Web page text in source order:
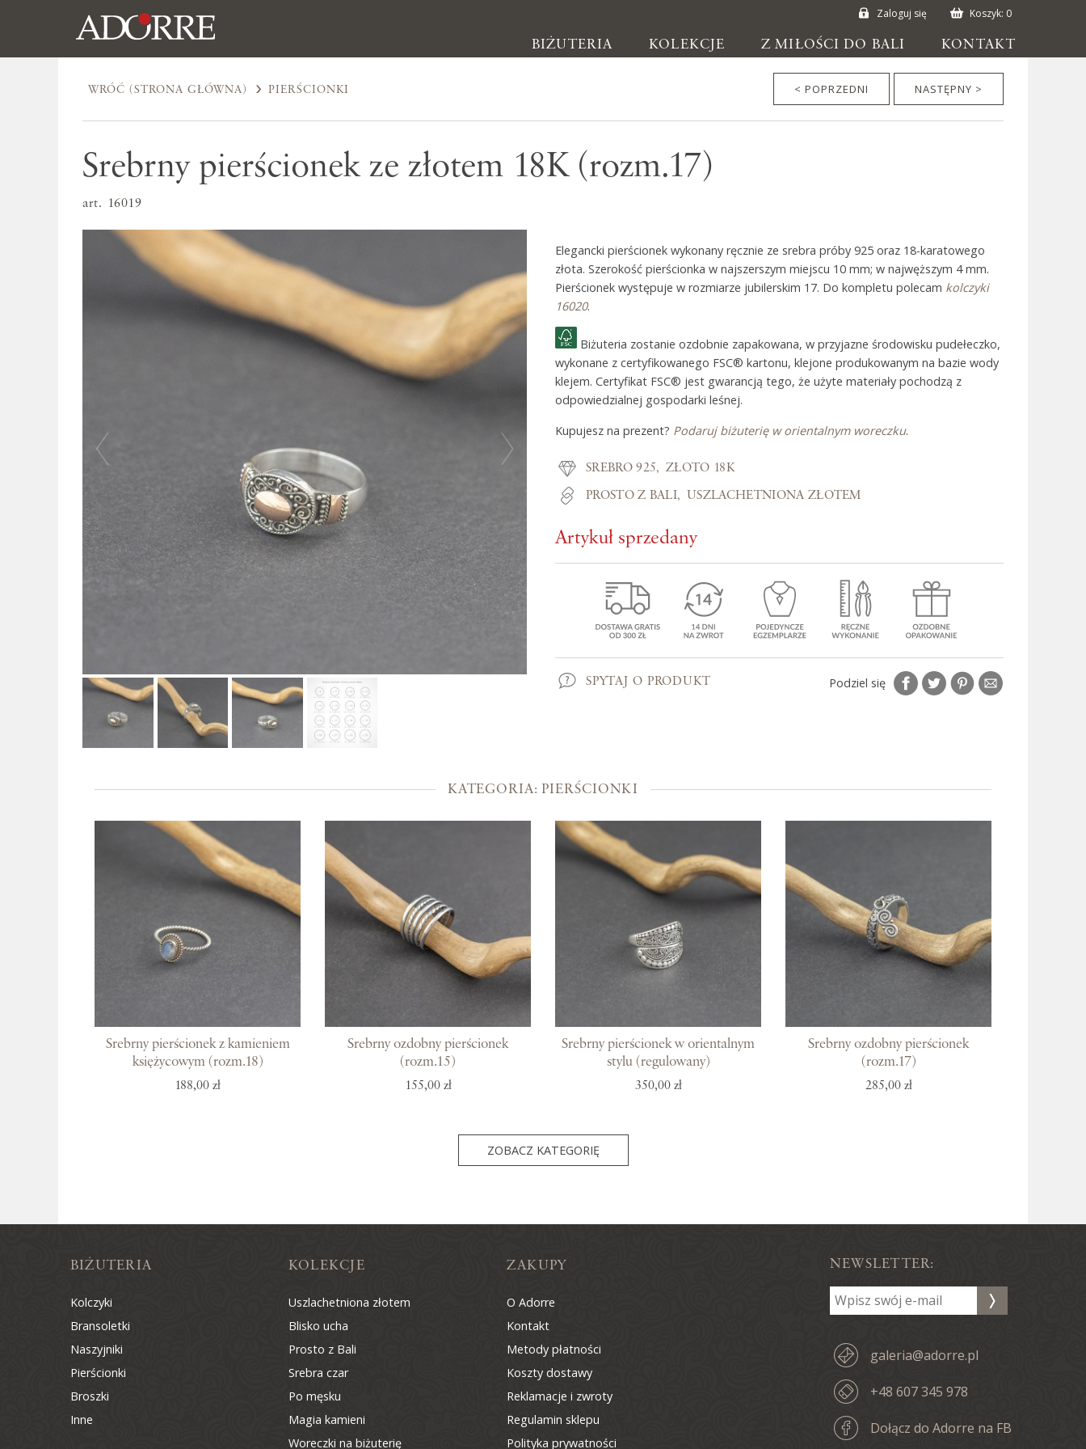
Zaloguj się Koszyk: 0
BIŻUTERIA KOLEKCJE Z MIŁOŚCI DO BALI KONTAKT
Biżuteria
Kolczyki
Pierścionki
Broszki
Inne
Z miłości do Bali
O Adorre
Jak to się zaczęło?
Wyspa pełna inspiracji
Prosto z Bali
Uszlachetniona złotem
Srebra czar
Magia kamieni
Woreczki na biżuterię
Bony podarunkowe
WRÓĆ (STRONA GŁÓWNA) PIERŚCIONKI < POPRZEDNI NASTĘPNY >
Srebrny pierścionek ze złotem 18K (rozm.17)
art. 16019
Elegancki pierścionek wykonany ręcznie ze srebra próby 925 oraz 18-karatowego
złota. Szerokość pierścionka w najszerszym miejscu 10 mm; w najwęższym 4 mm.
Pierścionek występuje w rozmiarze jubilerskim 17. Do kompletu polecam kolczyki
16020.
Biżuteria zostanie ozdobnie zapakowana, w przyjazne środowisku pudełeczko,
wykonane z certyfikowanego FSC® kartonu, klejone produkowanym na bazie wody
klejem. Certyfikat FSC® jest gwarancją tego, że użyte materiały pochodzą z
odpowiedzialnej gospodarki leśnej.
Kupujesz na prezent? Podaruj biżuterię w orientalnym woreczku.
SREBRO 925 ZŁOTO 18K
PROSTO Z BALI USZLACHETNIONA ZŁOTEM
Artykuł sprzedany
SPYTAJ O PRODUKT Podziel się
KATEGORIA: PIERŚCIONKI
Srebrny pierścionek z kamieniem
księżycowym (rozm.18)
188,00 zł
Srebrny ozdobny pierścionek
(rozm.15)
155,00 zł
Srebrny pierścionek w orientalnym
stylu (regulowany)
350,00 zł
Srebrny ozdobny pierścionek
(rozm.17)
285,00 zł
ZOBACZ KATEGORIĘ
NEWSLETTER:
galeria@adorre.pl
+48 607 345 978
Dołącz do Adorre na FB
BIŻUTERIA
Kolczyki
Bransoletki
Naszyjniki
Pierścionki
Broszki
Inne
KOLEKCJE
Uszlachetniona złotem
Blisko ucha
Prosto z Bali
Srebra czar
Po męsku
Magia kamieni
Woreczki na biżuterię
ZAKUPY
O Adorre
Kontakt
Metody płatności
Koszty dostawy
Reklamacje i zwroty
Regulamin sklepu
Polityka prywatności